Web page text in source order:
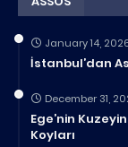
January 14,
İstanbul’dan
December 31,
Ege’nin
Koyları